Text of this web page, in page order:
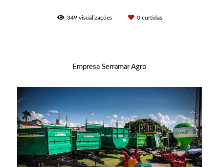
349visualizações 0curtidas
Empresa Serramar Agro